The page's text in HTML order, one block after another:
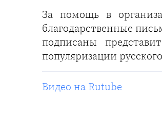
За помощь в
благодарственные
подписаны
популяризации
Видео на Rutube